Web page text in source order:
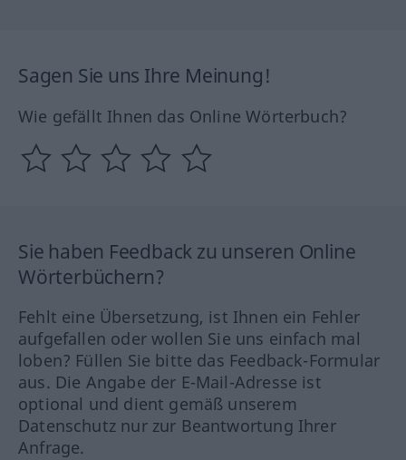
Sagen Sie uns Ihre Meinung!
Wie gefällt Ihnen das Online Wörterbuch?
Sie haben Feedback zu unseren Online
Wörterbüchern?
Fehlt eine Übersetzung, ist Ihnen ein Fehler
aufgefallen oder wollen Sie uns einfach mal
loben? Füllen Sie bitte das Feedback-Formular
aus. Die Angabe der E-Mail-Adresse ist
optional und dient gemäß unserem
Datenschutz nur zur Beantwortung Ihrer
Anfrage.